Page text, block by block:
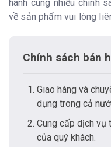
hành cùng nhiều chính
về sản phẩm vui lòng
Chính sách bán
Giao hàng và
dụng trong cả
Cung cấp dịch vụ
của quý khách.